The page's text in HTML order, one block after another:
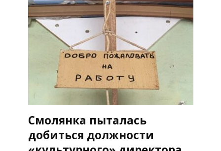
Смолянка пыталась
добиться должности